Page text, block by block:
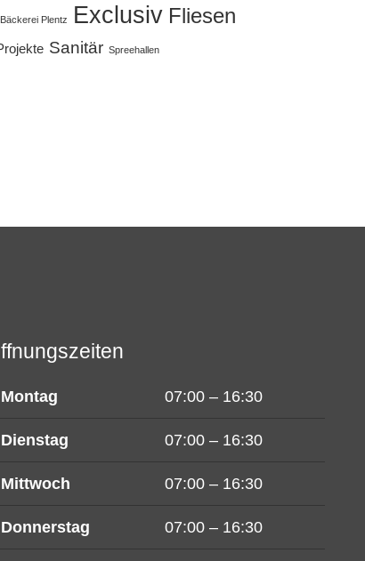
Bäckerei Plentz Exclusiv Fliesen
Sanitär Spreehallen
Montag 07:00 – 16:30
Dienstag 07:00 – 16:30
Mittwoch 07:00 – 16:30
Donnerstag 07:00 – 16:30